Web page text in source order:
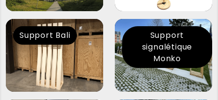
Support Bali
Support
signalétique
Monko